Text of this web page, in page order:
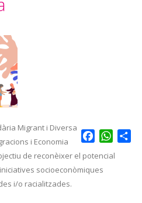
Facebook
Migrant i Diversa
i Economia
de reconèixer el potencial
socioeconòmiques
i/o racialitzades.